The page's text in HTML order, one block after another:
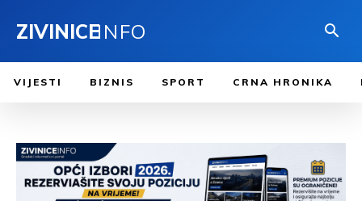
ZIVINICEINFO
VIJESTI BIZNIS SPORT CRNA HRONIKA